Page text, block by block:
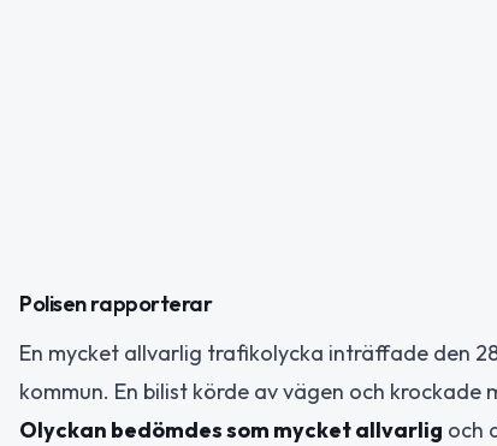
Polisen rapporterar
En mycket allvarlig trafikolycka inträffade den
kommun. En bilist körde av vägen och krockade
Olyckan bedömdes som mycket allvarlig och